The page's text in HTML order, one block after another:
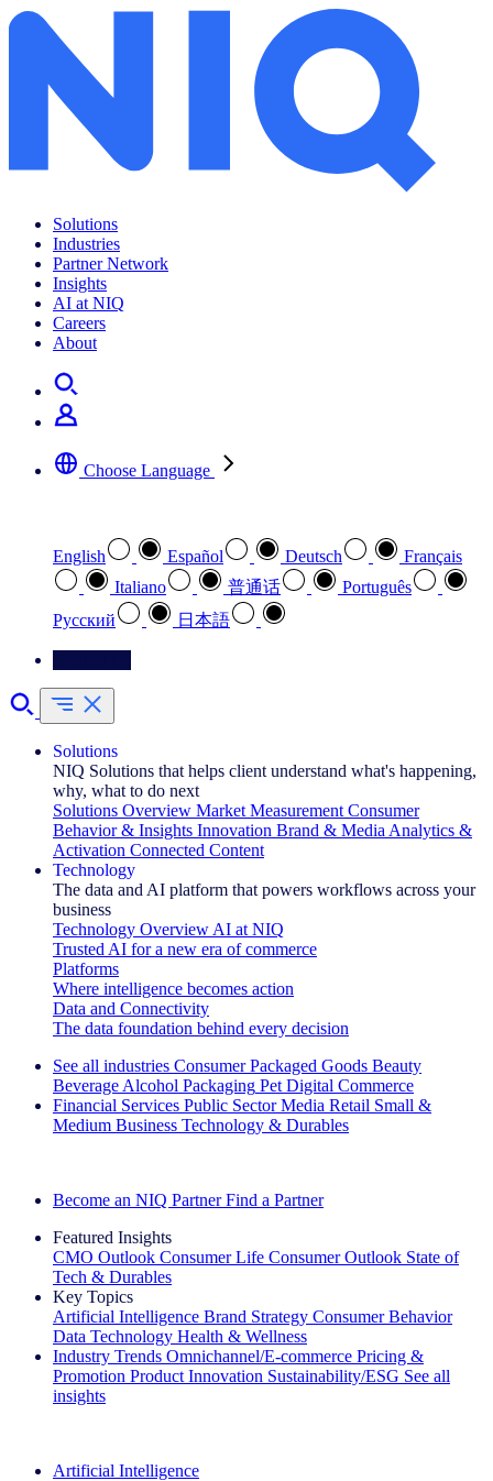
Solutions
Industries
Partner Network
Insights
AI at NIQ
Careers
About
Choose Language
English Español Deutsch
Français
Italiano
普通话
Português
Pусский
日本語
Solutions
NIQ Solutions that helps client understand what's happening,
why, what to do next
Solutions Overview Market Measurement Consumer
Behavior & Insights Innovation Brand & Media Analytics &
Activation Connected Content
Technology
The data and AI platform that powers workflows across your
business
Technology Overview AI at NIQ
Trusted AI for a new era of commerce
Platforms
Where intelligence becomes action
Data and Connectivity
The data foundation behind every decision
See all industries Consumer Packaged Goods Beauty
Beverage Alcohol Packaging Pet Digital Commerce
Financial Services Public Sector Media Retail Small &
Medium Business Technology & Durables
Become an NIQ Partner Find a Partner
Featured Insights
CMO Outlook Consumer Life Consumer Outlook State of
Tech & Durables
Key Topics
Artificial Intelligence Brand Strategy Consumer Behavior
Data Technology Health & Wellness
Industry Trends Omnichannel/E-commerce Pricing &
Promotion Product Innovation Sustainability/ESG See all
insights
Artificial Intelligence